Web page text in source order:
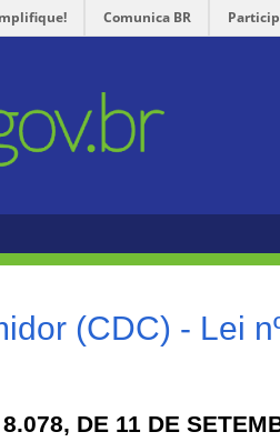
Comunica BR
(CDC) - Lei
8.078, DE 11 DE